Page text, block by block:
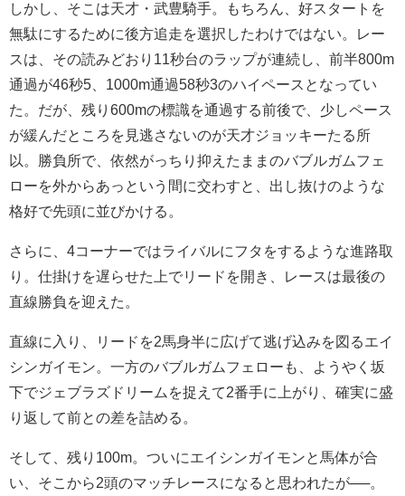
しかし、そこは天才・武豊騎手。もちろん、好スタートを
無駄にするために後方追走を選択したわけではない。レー
スは、その読みどおり11秒台のラップが連続し、前半800m
通過が46秒5、1000m通過58秒3のハイペースとなってい
た。だが、残り600mの標識を通過する前後で、少しペース
が緩んだところを見逃さないのが天才ジョッキーたる所
以。勝負所で、依然がっちり抑えたままのバブルガムフェ
ローを外からあっという間に交わすと、出し抜けのような
格好で先頭に並びかける。
さらに、4コーナーではライバルにフタをするような進路取
り。仕掛けを遅らせた上でリードを開き、レースは最後の
直線勝負を迎えた。
直線に入り、リードを2馬身半に広げて逃げ込みを図るエイ
シンガイモン。一方のバブルガムフェローも、ようやく坂
下でジェブラズドリームを捉えて2番手に上がり、確実に盛
り返して前との差を詰める。
そして、残り100m。ついにエイシンガイモンと馬体が合
い、そこから2頭のマッチレースになると思われたが──。